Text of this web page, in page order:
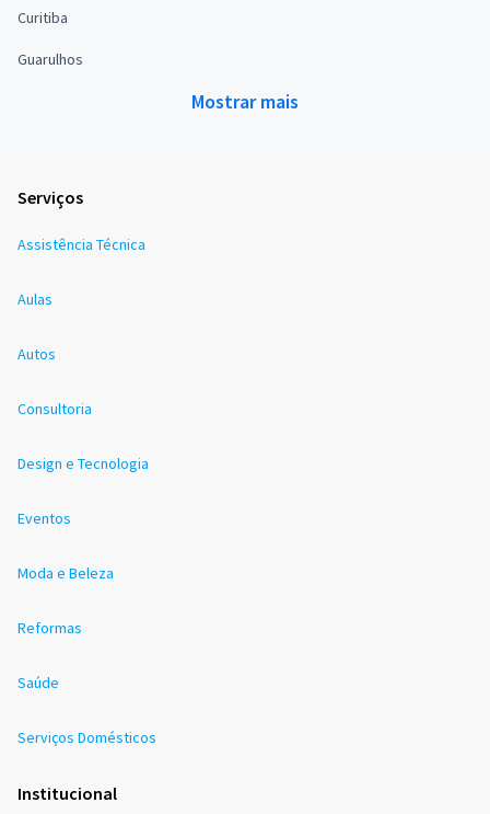
Curitiba
Guarulhos
Mostrar mais
Serviços
Assistência Técnica
Aulas
Autos
Consultoria
Design e Tecnologia
Eventos
Moda e Beleza
Reformas
Saúde
Serviços Domésticos
Institucional